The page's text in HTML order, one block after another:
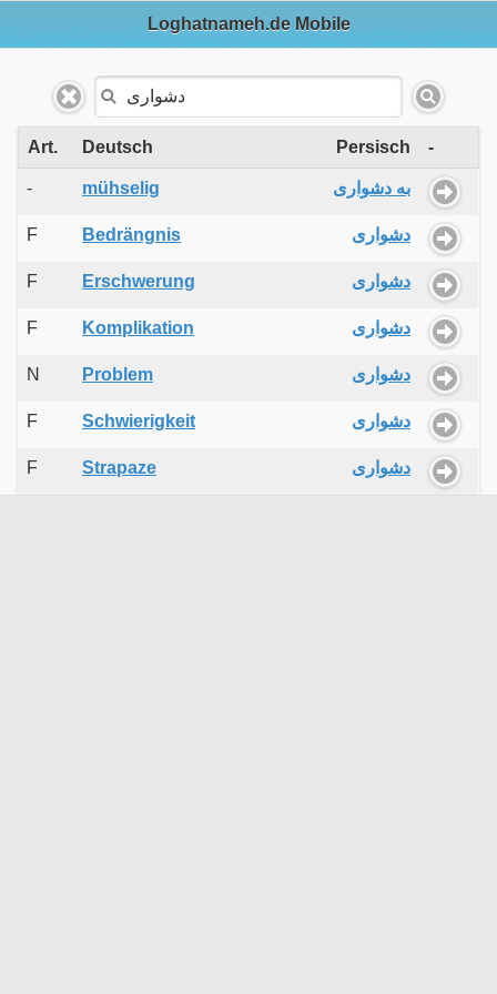
Loghatnameh.de Mobile
Art. Deutsch Persisch -
- mühselig به دشواری
F Bedrängnis دشواری
F Erschwerung دشواری
F Komplikation دشواری
N Problem دشواری
F Schwierigkeit دشواری
F Strapaze دشواری